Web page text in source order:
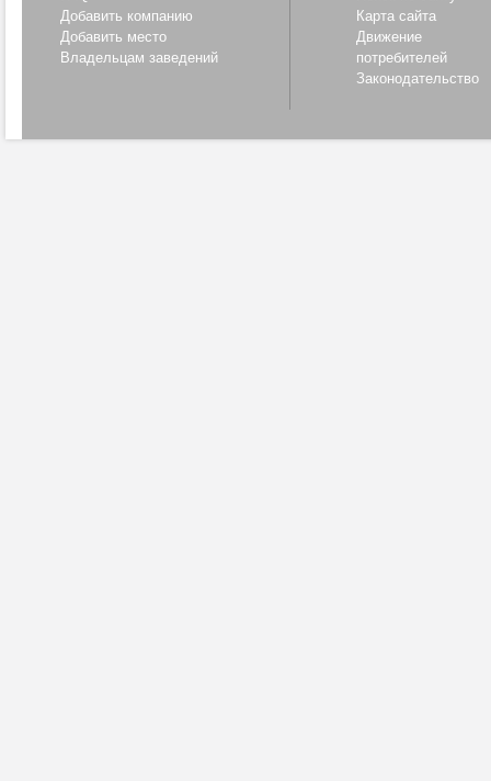
Добавить компанию
Добавить место
Владельцам заведений
Карта сайта
Движение
потребителей
Законодательство